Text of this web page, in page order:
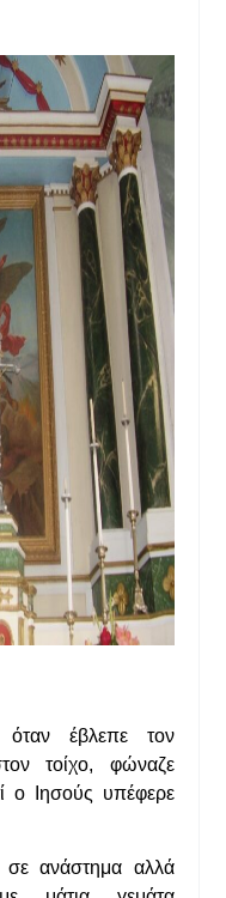
έβλεπε τον
τοίχο, φώναζε
ο Ιησούς υπέφερε
ανάστημα αλλά